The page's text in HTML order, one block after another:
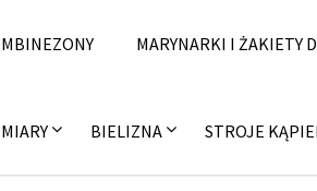
MARYNARKI I ŻAKIETY
BIELIZNA STROJE